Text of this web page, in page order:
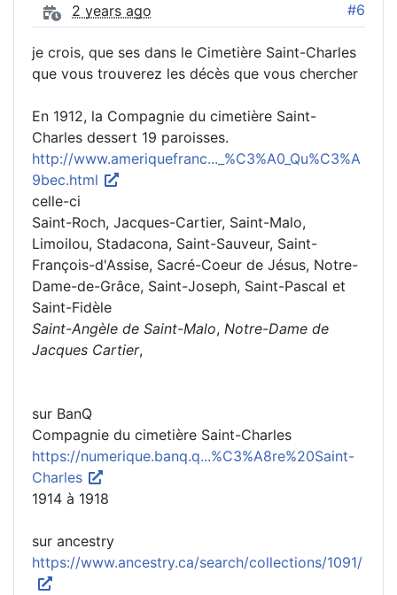
2 years ago #6
je crois, que ses dans le Cimetière Saint-Charles
que vous trouverez les décès que vous chercher
En 1912, la Compagnie du cimetière Saint-
Charles dessert 19 paroisses.
http://www.ameriquefranc..._%C3%A0_Qu%C3%A
9bec.html
celle-ci
Saint-Roch, Jacques-Cartier, Saint-Malo,
Limoilou, Stadacona, Saint-Sauveur, Saint-
François-d'Assise, Sacré-Coeur de Jésus, Notre-
Dame-de-Grâce, Saint-Joseph, Saint-Pascal et
Saint-Fidèle
Saint-Angèle de Saint-Malo, Notre-Dame de
Jacques Cartier,
sur BanQ
Compagnie du cimetière Saint-Charles
https://numerique.banq.q...%C3%A8re%20Saint-
Charles
1914 à 1918
sur ancestry
https://www.ancestry.ca/search/collections/1091/